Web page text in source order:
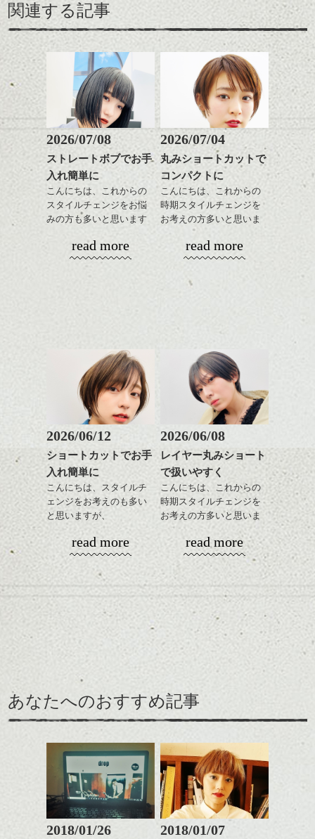
関連する記事
2026/07/08
ストレートボブでお手
入れ簡単に
こんにちは、これからの
スタイルチェンジをお悩
みの方も多いと思います
やっぱりボブでお手入れ
しやすいスタイルだと毎
も出しやすくていろいろ
おすすめですね。
前髪もやや重めにカット
してラインを強調するの
もこれからは良い感じで
す、
目元が引き締まった印象
に。
わせで質感に変化をつけ
ダークトーンの色味でク
ナチュラルなトーンの色
で柔らかさをプラスする
のも良いですね。
またクセ毛の方は質感調
整のストレートパーマで
髪質改善すると
read more
2026/07/04
丸みショートカットで
コンパクトに
こんにちは、これからの
時期スタイルチェンジを
お考えの方多いと思いま
コンパクトなフォルムが
グも簡単で良いので朝の
そんなショートカット。
軽めの前髪で透け感を演
出できるので、
この時期とてもおすすめ
ですよ。
ナチュラルなベージュカ
ラーで全体にツヤと透明
感をプラスして
質感も綺麗に見せやす
く。
スタイリング方法は全体
をドライした後、
ワックスとオイルを混ぜ
せます。
質感をかるくととのえな
がら耳かけアレンジする
のも良い感じです。
これからのスタイルチェ
ンジ、似合うカラーリン
read more
2026/06/12
ショートカットでお手
入れ簡単に
こんにちは、スタイルチ
ェンジをお考えのも多い
と思いますが、
丸みショートでタイトに
演出したスタイルもこれ
からの季節とてもおすす
前髪を軽めに調整し、フ
ェイスラインのデザイン
ですっきりした印象にな
バックを短めにカットし
ンパクトになるようにす
るのが良い感じです。
read more
2026/06/08
レイヤー丸みショート
で扱いやすく
こんにちは、これからの
時期スタイルチェンジを
お考えの方多いと思いま
す。
コンパクトなフォルムが
全体のバランスを良く見
せてくれる効果もあり、
いろんなシーンに雰囲気
をだしやすくスタイリン
グも簡単で良いので朝の
時短にも◎
出できるので、
この時期とてもおすすめ
ナチュラルなベージュカ
ラーで全体にツヤと透明
感をプラスして
質感も綺麗に見せやす
く。
read more
あなたへのおすすめ記事
2018/01/26 2018/01/07